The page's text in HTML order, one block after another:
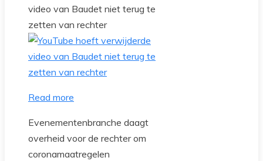
video van Baudet niet terug te
zetten van rechter
Read more
Evenementenbranche daagt
overheid voor de rechter om
coronamaatregelen